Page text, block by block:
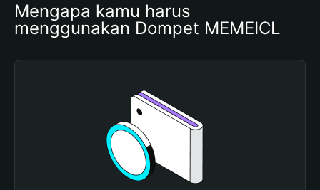
Mengapa kamu harus
menggunakan Dompet MEMEICL